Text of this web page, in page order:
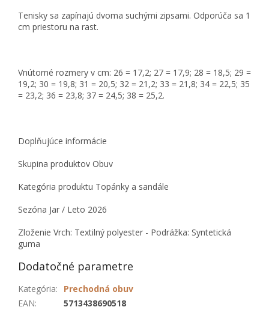
Tenisky sa zapínajú dvoma suchými zipsami. Odporúča sa 1
cm priestoru na rast.
Vnútorné rozmery v cm: 26 = 17,2; 27 = 17,9; 28 = 18,5; 29 =
19,2; 30 = 19,8; 31 = 20,5; 32 = 21,2; 33 = 21,8; 34 = 22,5; 35
= 23,2; 36 = 23,8; 37 = 24,5; 38 = 25,2.
Doplňujúce informácie
Skupina produktov Obuv
Kategória produktu Topánky a sandále
Sezóna Jar / Leto 2026
Zloženie Vrch: Textilný polyester - Podrážka: Syntetická
guma
Dodatočné parametre
Kategória:
Prechodná obuv
EAN: 5713438690518